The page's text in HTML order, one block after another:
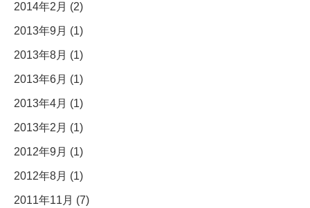
2014年2月 (2)
2013年9月 (1)
2013年8月 (1)
2013年6月 (1)
2013年4月 (1)
2013年2月 (1)
2012年9月 (1)
2012年8月 (1)
2011年11月 (7)